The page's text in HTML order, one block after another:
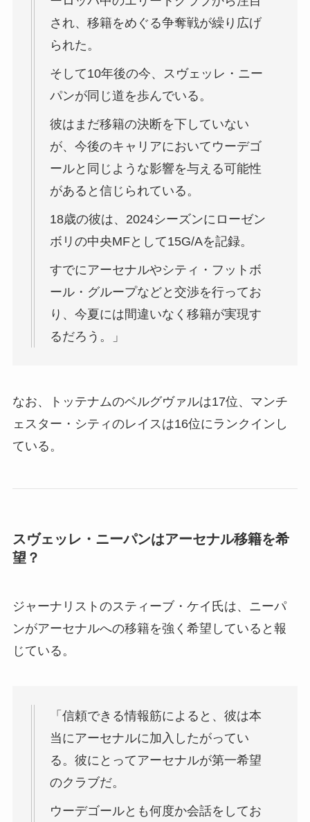
され、移籍をめぐる争奪戦が繰り広げ
られた。
そして10年後の今、スヴェッレ・ニー
パンが同じ道を歩んでいる。
彼はまだ移籍の決断を下していない
が、今後のキャリアにおいてウーデゴ
ールと同じような影響を与える可能性
があると信じられている。
18歳の彼は、2024シーズンにローゼン
ボリの中央MFとして15G/Aを記録。
すでにアーセナルやシティ・フットボ
ール・グループなどと交渉を行ってお
り、今夏には間違いなく移籍が実現す
るだろう。」
なお、トッテナムのベルグヴァルは17位、マンチ
ェスター・シティのレイスは16位にランクインし
ている。
スヴェッレ・ニーパンはアーセナル移籍を希
望？
ジャーナリストのスティーブ・ケイ氏は、ニーパ
ンがアーセナルへの移籍を強く希望していると報
じている。
「信頼できる情報筋によると、彼は本
当にアーセナルに加入したがってい
る。彼にとってアーセナルが第一希望
のクラブだ。
ウーデゴールとも何度か会話をしてお